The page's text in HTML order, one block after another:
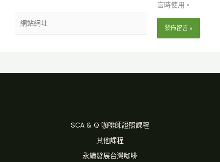
地
站
言時使用。
SCA & Q 咖啡師證照課程
其他課程
永續發展台灣咖啡